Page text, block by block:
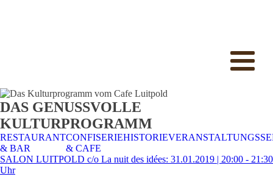
DAS GENUSSVOLLE
KULTURPROGRAMM
RESTAURANT
& BAR
CONFISERIE
& CAFE
HISTORIE
SALON LUITPOLD c/o La nuit des idées: 31.01.2019 | 20:00 - 21:30
Uhr